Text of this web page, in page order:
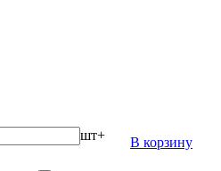
шт+ В корзину